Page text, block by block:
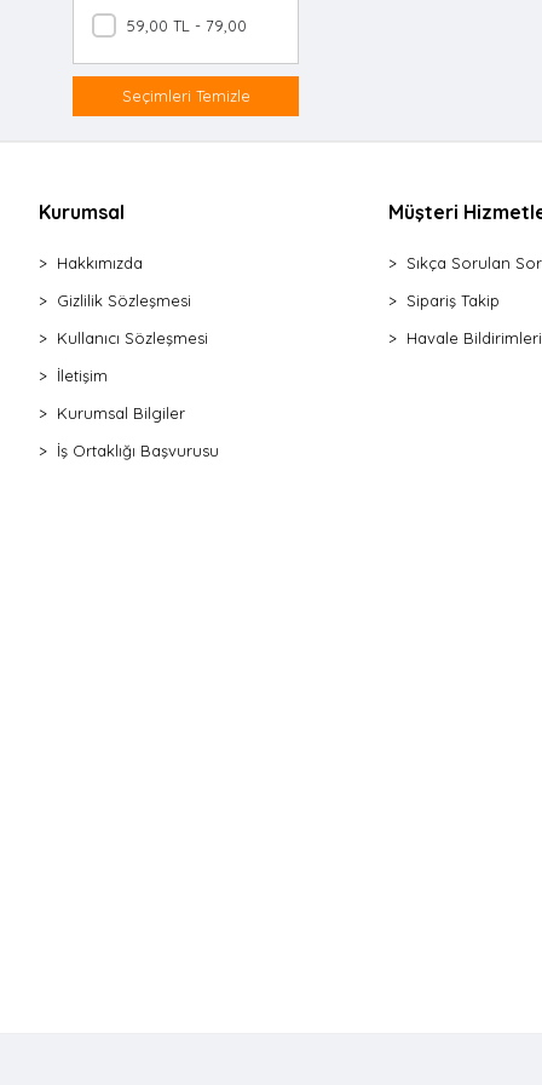
Makas Mutfak
Çırpıcı Silikon
Rende 4 Gen
Patates Ezici Metal
Rende Piramit
İçli Köfte Aparatı
Çekirdek Çıkarıcı
Rende Plastik Saplı
Dilimleyici Patates
59,00 TL - 79,00 TL
Seçimleri Temizle
Kurumsal
Hakkımızda
Gizlilik Sözleşmesi
Kullanıcı Sözleşmesi
İletişim
Kurumsal Bilgiler
İş Ortaklığı Başvurusu
Müşteri
Sıkça Sorulan
Sipariş Takip
Havale Bildirimleri